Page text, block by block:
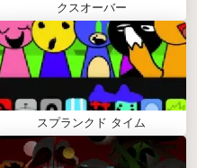
クスオーバー
スプランクド タイム